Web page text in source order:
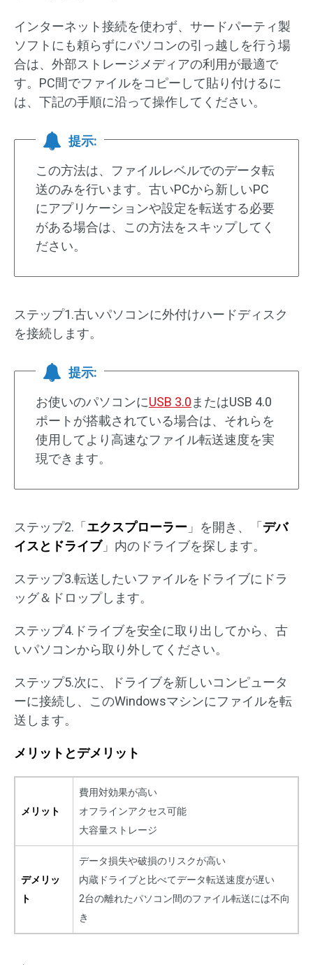
インターネット接続を使わず、サードパーティ製
ソフトにも頼らずにパソコンの引っ越しを行う場
合は、外部ストレージメディアの利用が最適で
す。PC間でファイルをコピーして貼り付けるに
は、下記の手順に沿って操作してください。
提示:
この方法は、ファイルレベルでのデータ転
送のみを行います。古いPCから新しいPC
にアプリケーションや設定を転送する必要
がある場合は、この方法をスキップしてく
ださい。
ステップ1.古いパソコンに外付けハードディスク
を接続します。
提示:
お使いのパソコンにUSB 3.0 またはUSB 4.0
ポートが搭載されている場合は、それらを
使用してより高速なファイル転送速度を実
現できます。
ステップ2.「 エクスプローラー 」を開き、「 デバ
イスとドライブ」内のドライブを探します。
ステップ3.転送したいファイルをドライブにドラ
ッグ＆ドロップします。
ステップ4.ドライブを安全に取り出してから、古
いパソコンから取り外してください。
ステップ5.次に、ドライブを新しいコンピュータ
ーに接続し、このWindowsマシンにファイルを転
送します。
メリットとデメリット
メリット
費用対効果が高い
オフラインアクセス可能
大容量ストレージ
デメリッ
ト
データ損失や破損のリスクが高い
内蔵ドライブと比べてデータ転送速度が遅い
2台の離れたパソコン間のファイル転送には不向
き